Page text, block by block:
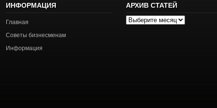
ИНФОРМАЦИЯ
Главная
Советы бизнесменам
Информация
АРХИВ СТАТЕЙ
Архив